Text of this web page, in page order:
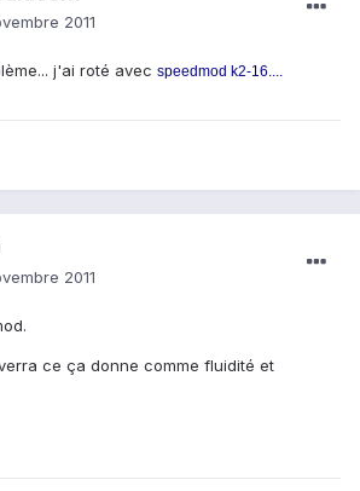
2011
j'ai roté avec speedmod k2-16....
2011
ce ça donne comme fluidité et